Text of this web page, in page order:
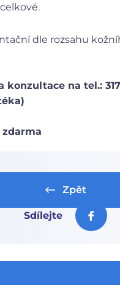
dle rozsahu
konzultace na tel.:
Zpět
Sdílejte